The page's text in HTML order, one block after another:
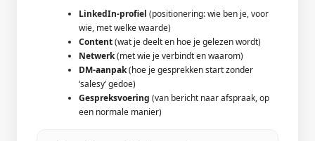
LinkedIn-profiel (positionering: wie ben je, voor
wie, met welke waarde)
Content(wat je deelt en hoe je gelezen wordt)
Netwerk(met wie je verbindt en waarom)
DM-aanpak(hoe je gesprekken start zonder
‘salesy’ gedoe)
Gespreksvoering (van bericht naar afspraak, op
een normale manier)